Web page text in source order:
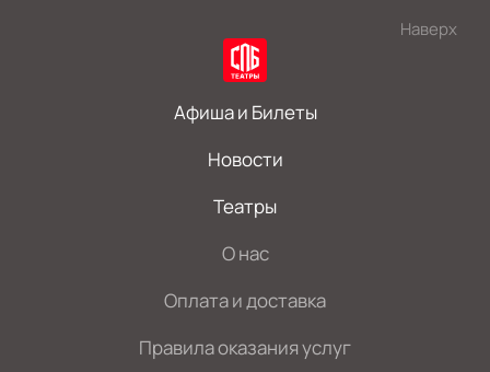
Наверх
Афиша и Билеты
Новости
Театры
О нас
Оплата и доставка
Правила оказания услуг